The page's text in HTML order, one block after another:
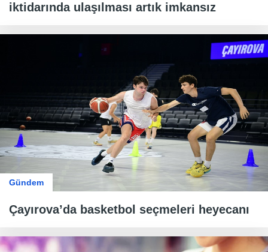
iktidarında ulaşılması artık imkansız
Gündem
Çayırova’da basketbol seçmeleri heyecanı